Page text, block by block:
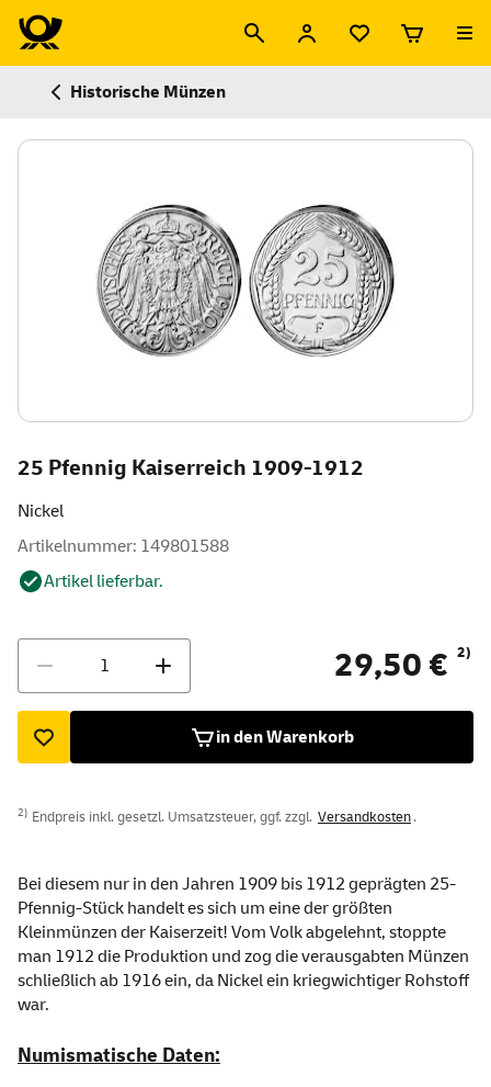
Historische Münzen
25 Pfennig Kaiserreich 1909-1912
Nickel
Artikelnummer: 149801588
Artikel lieferbar.
29,50 € 2)
in den Warenkorb
2) Endpreis inkl. gesetzl. Umsatzsteuer, ggf. zzgl. Versandkosten.
Bei diesem nur in den Jahren 1909 bis 1912 geprägten 25-
Pfennig-Stück handelt es sich um eine der größten
Kleinmünzen der Kaiserzeit! Vom Volk abgelehnt, stoppte
man 1912 die Produktion und zog die verausgabten Münzen
schließlich ab 1916 ein, da Nickel ein kriegwichtiger Rohstoff
war.
Numismatische Daten: